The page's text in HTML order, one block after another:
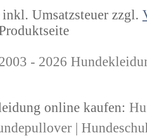
Umsatzsteuer zzgl.
- 2026
online kaufen:
|